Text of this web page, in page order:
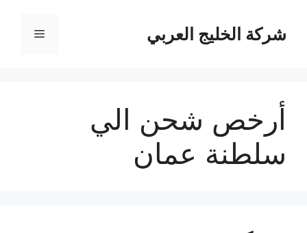
المحتوىشركة الخليج العربي القائمة
أرخص شحن الي
سلطنة عمان